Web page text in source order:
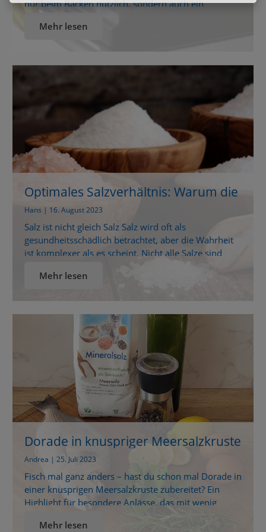
nur beim Backen nützlich, sondern auch ein
Besonders für die Reinigung von Backöfen ist Natron
eingebrannte Krusten löst. Grundlegende Natron-
Reinigungsmethode Für die Reinigung Ihres
Backofens kannst du eine einfache Paste […]
Mehr lesen
Optimales Salzverhältnis: Warum die
richtige Wahl des Salzes
entscheidend ist!
Hans | 16. August 2023
Salz ist nicht gleich Salz Salz wird oft als
gesundheitsschädlich betrachtet, aber die Wahrheit
ist komplexer als es scheint. Nicht alle Salze sind
Ernährung liegt im ausgewogenen Verhältnis von
eine entscheidende Rolle für die Gesundheit des
Herzens und anderer lebenswichtiger Funktionen […]
Mehr lesen
Dorade in knuspriger Meersalzkruste
mit mediterranem Flair
Andrea | 25. Juli 2023
Fisch mal ganz anders – hast du schon mal Dorade in
einer knusprigen Meersalzkruste zubereitet? Ein
Highlight für besondere Anlässe, das mit wenig
zaubert! Urlaubsflair aus dem Ofen: Dorade in
Mehr lesen